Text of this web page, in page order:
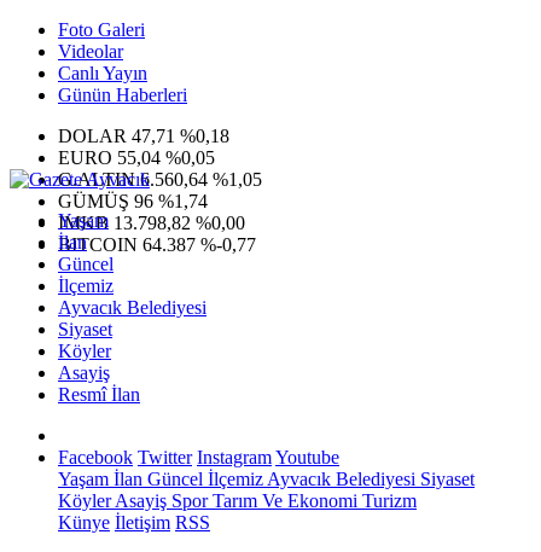
Foto Galeri
Videolar
Canlı Yayın
Günün Haberleri
DOLAR 47,71 %0,18
EURO 55,04 %0,05
G.ALTIN6.560,64 %1,05
GÜMÜŞ 96 %1,74
IMKB 13.798,82 %0,00
BITCOIN 64.387 %-0,77
Yaşam
İlan
Güncel
İlçemiz
Ayvacık Belediyesi
Siyaset
Köyler
Asayiş
Resmî İlan
Facebook Twitter InstagramYoutube
Yaşam İlan Güncel İlçemiz Ayvacık Belediyesi Siyaset
KöylerAsayiş SporTarım Ve Ekonomi Turizm
Künye İletişim RSS